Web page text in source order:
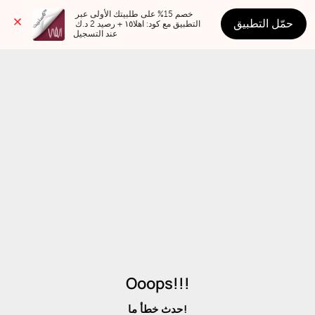
عند التسجيل
حمّل التطبيق
Ooops!!!
حدث خطأ ما!